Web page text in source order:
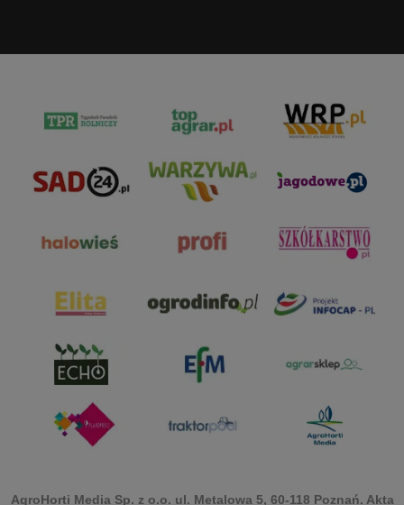
AgroHorti Media Sp. z o.o. ul. Metalowa 5, 60-118 Poznań. Akta